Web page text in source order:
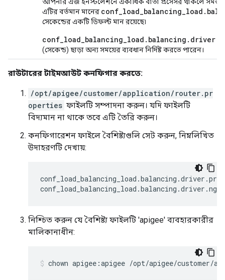
এটির বর্তমান মানের conf_load_balancing_load .
সেকেন্ডের একটি ডিফল্ট মান রয়েছে৷
(সেকেন্ড) ছাড়া অন্য সময়ের ব্যবধান নির্দিষ্ট করতে পারেন।
রাউটারের টাইমআউট কনফিগার করতে:
/opt/apigee/customer/application/router.pr
operties ফাইলটি সম্পাদনা করুন। যদি ফাইলটি
বিদ্যমান না থাকে তবে এটি তৈরি করুন।
কনফিগারেশন ফাইলে বৈশিষ্ট্যগুলি সেট করুন, নিম্নলিখিত
উদাহরণটি দেখায়:
conf_load_balancing_load .balancing .driver .
conf_load_balancing_load .balancing .driver .
নিশ্চিত করুন যে বৈশিষ্ট্য ফাইলটি 'apigee' ব্যবহারকারীর
মালিকানাধীন:
chown apigee:apigee /opt/apigee/customer/